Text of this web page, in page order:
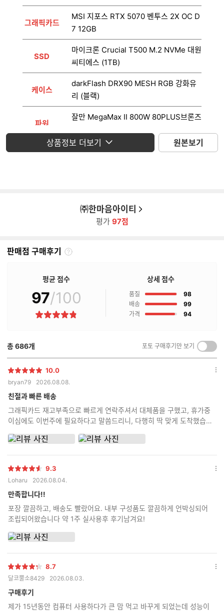
그래픽카드
MSI 지포스 RTX 5070 벤투스 2X OC D
7 12GB
SSD
마이크론 Crucial T500 M.2 NVMe 대원
씨티에스 (1TB)
케이스
darkFlash DRX90 MESH RGB 강화유
리 (블랙)
파워
잘만 MegaMax II 800W 80PLUS브론즈
운영체제 미포함
상품정보 더보기 원본보기
㈜한마음아이티
평가 97점
판매점 구매후기
판
매
후
기
평균 점수
97/100
별
상세 점수
품질 98점
배송
99점
가격
94점
총686개 포토 구매후기만 보기
켜
기/
별
점
10.0
bryan79 2026.08.08.
친절과 빠른 배송
그래픽카드 재고부족으로 빠르게 연락주셔서 대체품을 구했고, 휴가중
이심에도 이번주에 필요하다고 말씀드리니, 다행히 딱 맞게 도착했습니
옵
별
점
9.3
Loharu 2026.08.04.
만족합니다!!
포장 깔끔하고, 배송도 빨랐어요. 내부 구성품도 깔끔하게 언박싱되어
조립되어왔습니다 약 1주 실사용후 후기남겨요!
옵
별
점
8.7
달코뿔소8429 2026.08.03.
구매후기
제가 15년동안 컴퓨터 사용하다가 큰 맘 먹고 바꾸게 되었는데 성능이
옵